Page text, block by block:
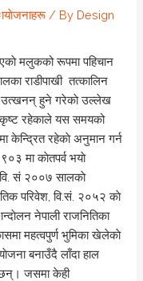
/ By Design
मलुकको रूपमा पहिचान
राडीपाखी तत्कालिन
उत्खनन् हुने गरेकाे उल्लेख
रहेकाले यस समयको
केन्द्रित रहेकाे अनुमान गर्न
मा काेतपर्व भयाे
सं २००७ सालकाे
परिवेश, वि.सं. २०५२ काे
नेपाली राजनितिका
महत्वपुर्ण भुमिका खेलेकाे
बनाउँदै लाँदा हाल
छन्। जसमा केही